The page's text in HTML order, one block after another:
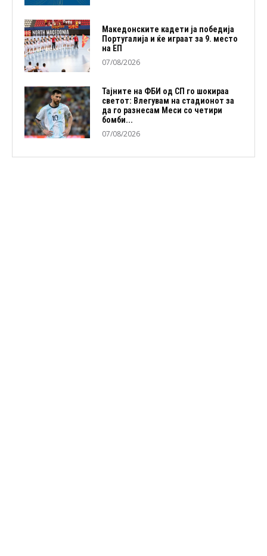
Македонските кадети ја победија
Португалија и ќе играат за 9. место
на ЕП
07/08/2026
Тајните на ФБИ од СП го шокираа
светот: Влегувам на стадионот за
да го разнесам Меси со четири
бомби...
07/08/2026